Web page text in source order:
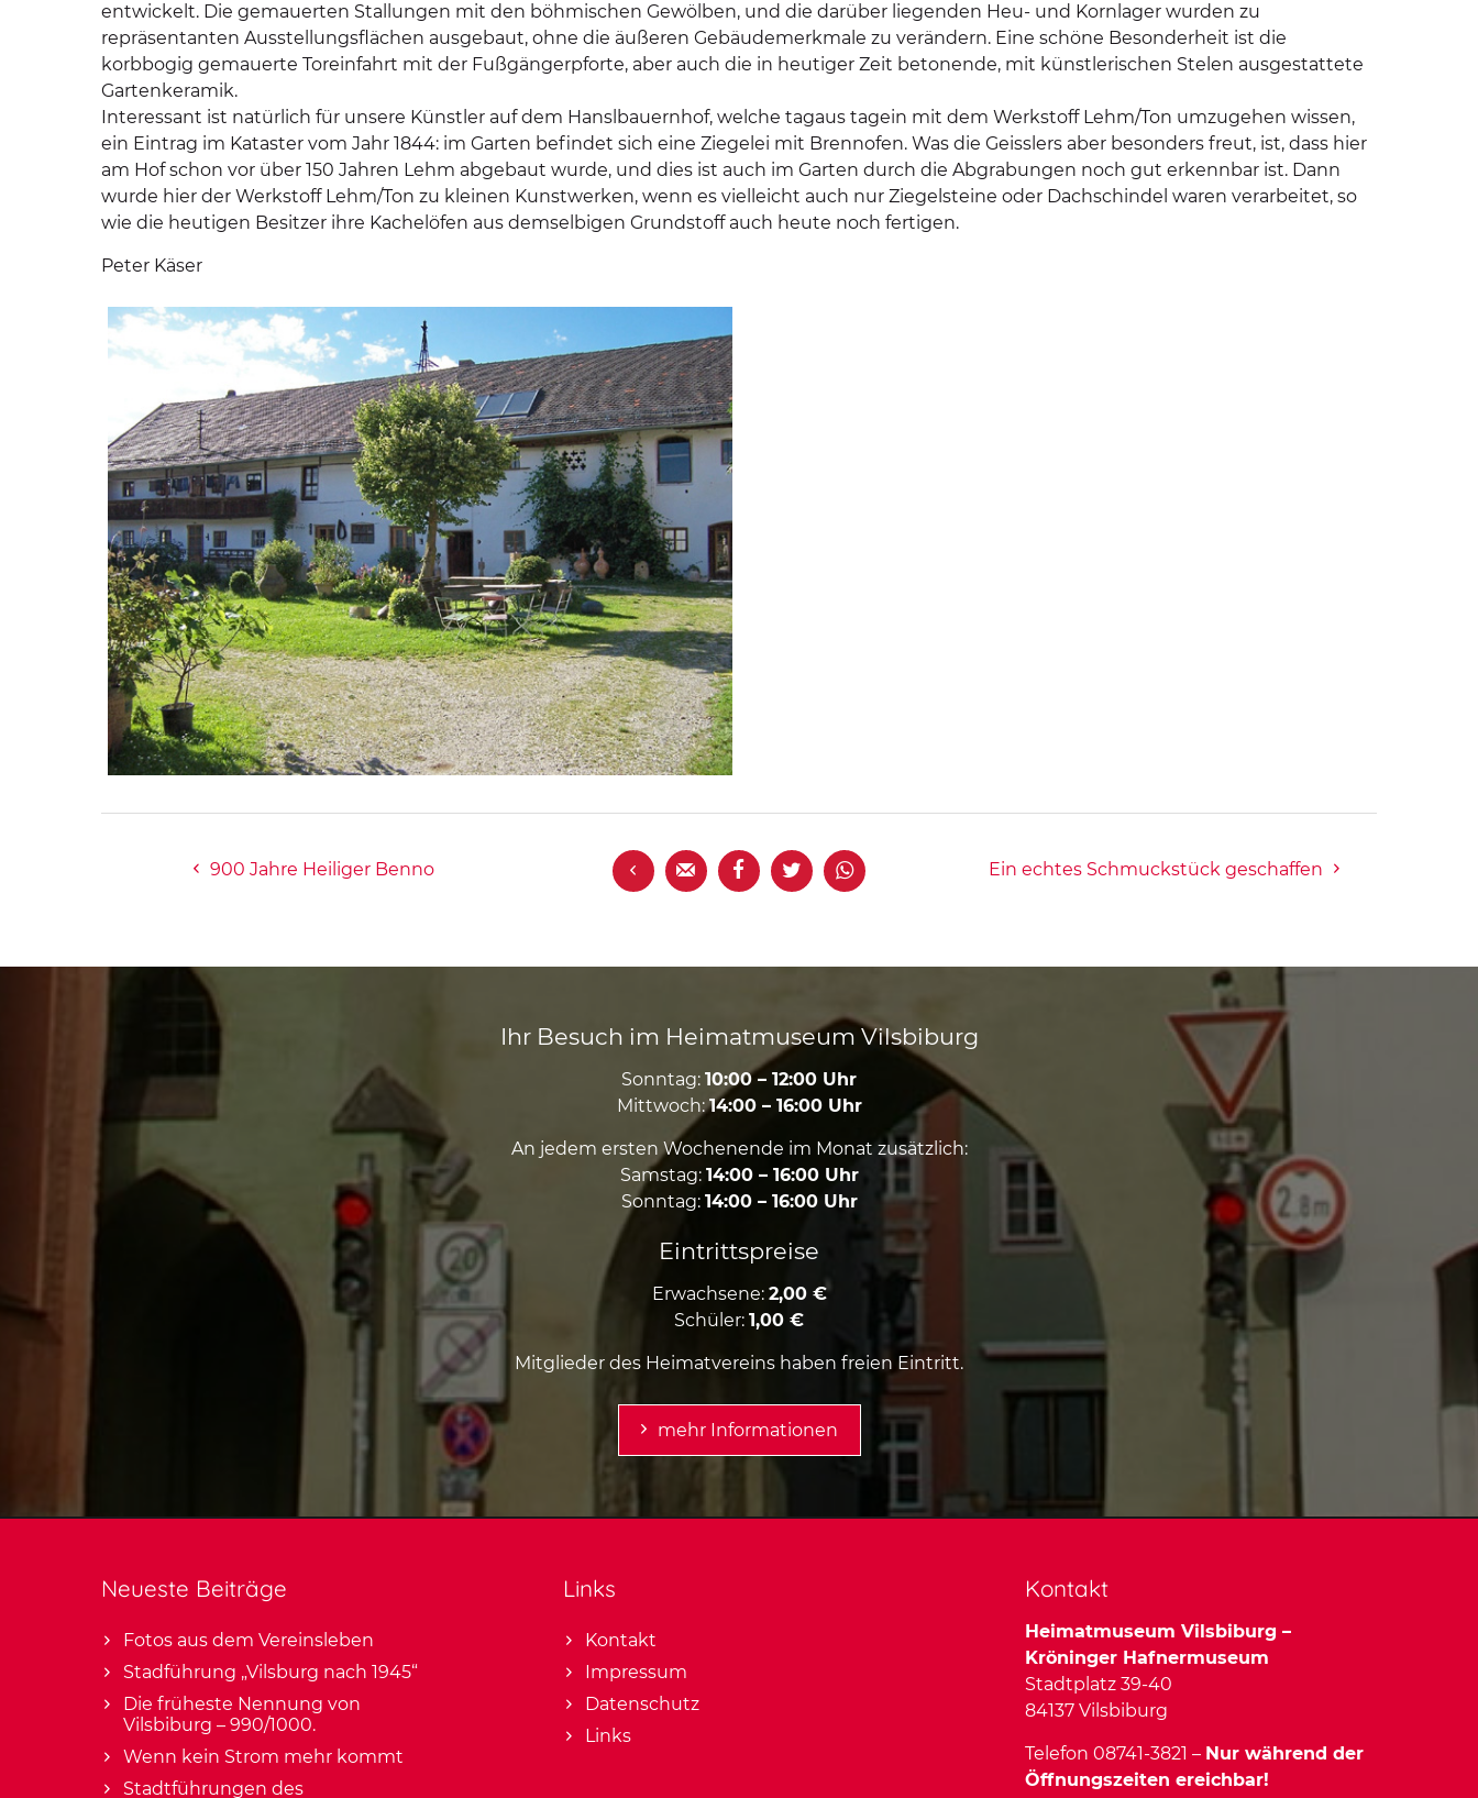
entwickelt. Die gemauerten Stallungen mit den böhmischen Gewölben, und die darüber liegenden Heu- und Kornlager wurden zu
repräsentanten Ausstellungsflächen ausgebaut, ohne die äußeren Gebäudemerkmale zu verändern. Eine schöne Besonderheit ist die
korbbogig gemauerte Toreinfahrt mit der Fußgängerpforte, aber auch die in heutiger Zeit betonende, mit künstlerischen Stelen ausgestattete
Gartenkeramik.
Interessant ist natürlich für unsere Künstler auf dem Hanslbauernhof, welche tagaus tagein mit dem Werkstoff Lehm/Ton umzugehen wissen,
ein Eintrag im Kataster vom Jahr 1844: im Garten befindet sich eine Ziegelei mit Brennofen. Was die Geisslers aber besonders freut, ist, dass hier
am Hof schon vor über 150 Jahren Lehm abgebaut wurde, und dies ist auch im Garten durch die Abgrabungen noch gut erkennbar ist. Dann
wurde hier der Werkstoff Lehm/Ton zu kleinen Kunstwerken, wenn es vielleicht auch nur Ziegelsteine oder Dachschindel waren verarbeitet, so
wie die heutigen Besitzer ihre Kachelöfen aus demselbigen Grundstoff auch heute noch fertigen.
Peter Käser
900 Jahre Heiliger Benno      Ein echtes Schmuckstück geschaffen
Ihr Besuch im Heimatmuseum Vilsbiburg
Sonntag:10:00 – 12:00 Uhr
Mittwoch:14:00 – 16:00 Uhr
An jedem ersten Wochenende im Monat zusätzlich:
Samstag: 14:00 – 16:00 Uhr
Sonntag: 14:00 – 16:00 Uhr
Eintrittspreise
Erwachsene: 2,00 €
Schüler:1,00 €
Mitglieder des Heimatvereins haben freien Eintritt.
mehr Informationen
Neueste Beiträge
Fotos aus dem Vereinsleben
Stadführung „Vilsburg nach 1945“
Die früheste Nennung von
Vilsbiburg – 990/1000.
Wenn kein Strom mehr kommt
Stadtführungen des
Links
Kontakt
Impressum
Datenschutz
Links
Kontakt
Heimatmuseum Vilsbiburg –
Kröninger Hafnermuseum
Stadtplatz 39-40
84137 Vilsbiburg
Telefon 08741-3821 – Nur während der
Öffnungszeiten ereichbar!